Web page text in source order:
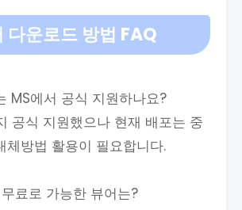
다운로드 방법 FAQ
MS에서 공식 지원하나요?
공식 지원했으나 현재 배포는 중
체방법 활용이 필요합니다.
료로 가능한 뷰어는?